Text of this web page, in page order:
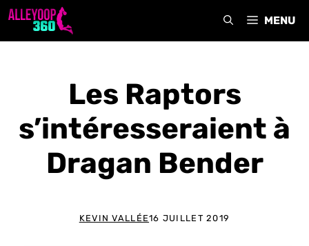
Aller
MENU
Les Raptors
s’intéresseraient à
Dragan Bender
KEVIN VALLÉE16 JUILLET 2019